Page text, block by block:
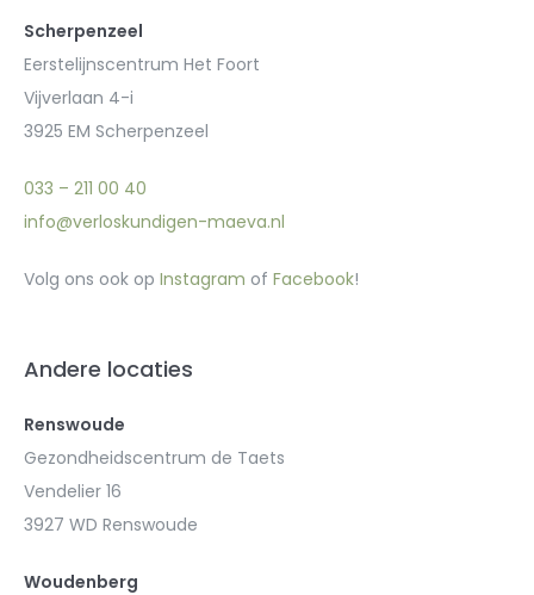
Scherpenzeel
Eerstelijnscentrum Het Foort
Vijverlaan 4-i
3925 EM Scherpenzeel
033 – 211 00 40
info@verloskundigen-maeva.nl
Volg ons ook op Instagram of Facebook!
Andere locaties
Renswoude
Gezondheidscentrum de Taets
Vendelier 16
3927 WD Renswoude
Woudenberg